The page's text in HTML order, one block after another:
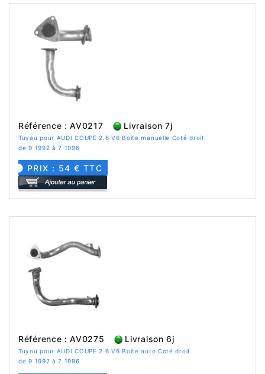
Référence : AV0217 Livraison 7j
Tuyau pour AUDI COUPE 2.6 V6 Boite manuelle Coté droit
de 9 1992 à 7 1996
PRIX : 54 € TTC
Référence : AV0275 Livraison 6j
Tuyau pour AUDI COUPE 2.6 V6 Boite auto Coté droit
de 9 1992 à 7 1996